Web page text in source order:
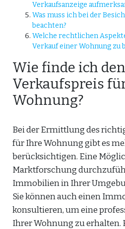
Verkaufsanzeige
Was muss ich bei der
beachten?
Welche rechtlichen
Verkauf einer Wohnung zu
Wie finde ich
Verkaufspreis
Wohnung?
Bei der Ermittlung des
für Ihre Wohnung gibt es
berücksichtigen. Eine
Marktforschung
Immobilien in Ihrer
Sie können auch einen
konsultieren, um eine
Ihrer Wohnung zu erhalten.